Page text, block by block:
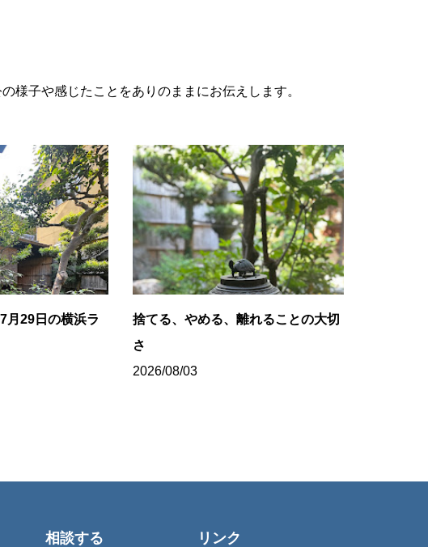
子や感じたことをありのままにお伝えします。
月29日の横浜ラ
捨てる、やめる、離れることの大切
さ
2026/08/03
相談する リンク